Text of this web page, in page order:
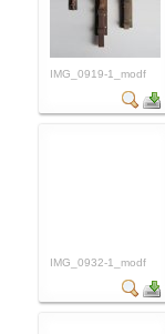
IMG_0919-1_modf
IMG_0932-1_modf